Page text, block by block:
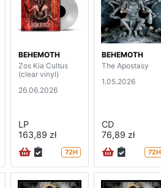
BEHEMOTH
Zos Kia Cultus
(clear vinyl)
26.06.2026
LP
163,89 zł
72H
BEHEMOTH
The Apostasy
1.05.2026
CD
76,89 zł
72H